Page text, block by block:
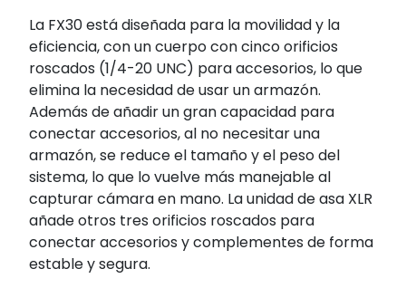
La FX30 está diseñada para la movilidad y la
eficiencia, con un cuerpo con cinco orificios
roscados (1/4-20 UNC) para accesorios, lo que
elimina la necesidad de usar un armazón.
Además de añadir un gran capacidad para
conectar accesorios, al no necesitar una
armazón, se reduce el tamaño y el peso del
sistema, lo que lo vuelve más manejable al
capturar cámara en mano. La unidad de asa XLR
añade otros tres orificios roscados para
conectar accesorios y complementes de forma
estable y segura.